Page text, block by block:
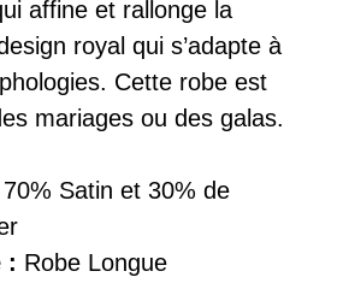
affine et rallonge la
royal qui s’adapte à
Cette robe est
mariages ou des galas.
70% Satin et 30% de
: Robe Longue